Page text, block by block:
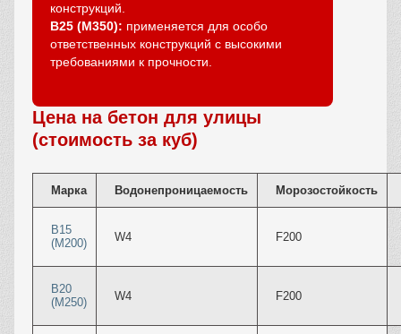
конструкций.
В25 (М350): применяется для особо
ответственных конструкций с высокими
требованиями к прочности.
Цена на бетон для улицы
(стоимость за куб)
Марка Водонепроницаемость Морозостойкость
В15
(М200)
W4 F200
В20
(М250)
W4 F200